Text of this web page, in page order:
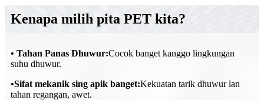
Kenapa milih pita PET kita?
• Tahan Panas Dhuwur:Cocok banget kanggo lingkungan
suhu dhuwur.
•Sifat mekanik sing apik banget:Kekuatan tarik dhuwur lan
tahan regangan, awet.